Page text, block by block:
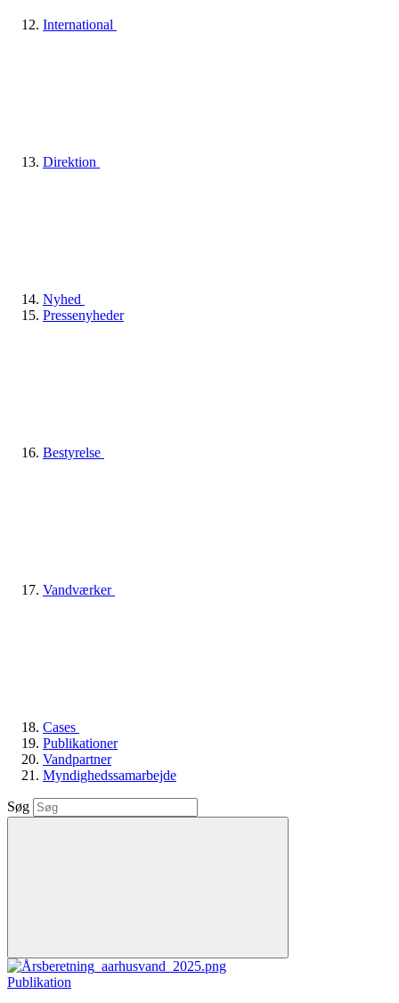
International
Direktion
Nyhed
Pressenyheder
Bestyrelse
Vandværker
Cases
Publikationer
Vandpartner
Myndighedssamarbejde
Søg
Publikation